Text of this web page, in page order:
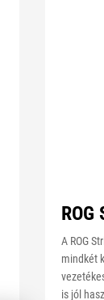
A ROG
mindkét
is jól